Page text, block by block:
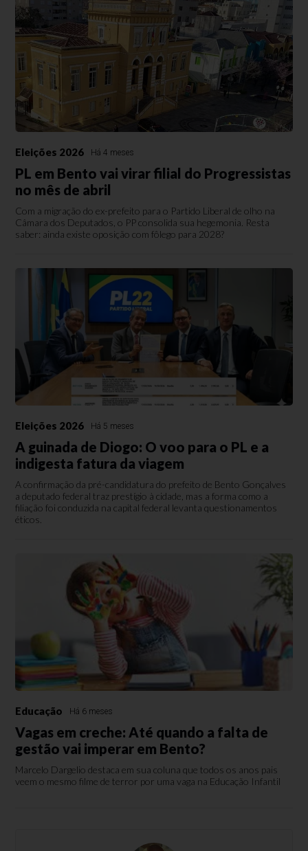
Eleições 2026 Há 4 meses
PL em Bento vai virar filial do Progressistas
no mês de abril
Com a migração do ex-prefeito para o Partido Liberal de olho na
Câmara dos Deputados, o PP consolida sua hegemonia. Resta
saber: ainda existe oposição com fôlego para 2028?
Eleições 2026 Há 5 meses
A guinada de Diogo: O voo para o PL e a
indigesta fatura da viagem
A confirmação da pré-candidatura do prefeito de Bento Gonçalves
a deputado federal traz prestígio à cidade, mas a forma como a
filiação foi conduzida na capital federal levanta questionamentos
éticos.
Educação Há 6 meses
Vagas em creche: Até quando a falta de
gestão vai imperar em Bento?
Marcelo Dargelio destaca em sua coluna que todos os anos pais
veem o mesmo filme de terror por uma vaga na Educação Infantil